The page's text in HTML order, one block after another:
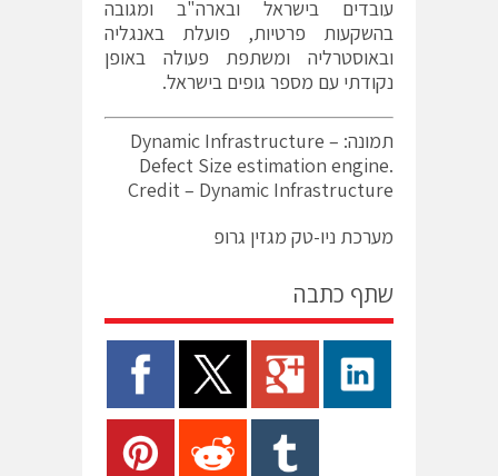
עובדים בישראל ובארה"ב ומגובה
בהשקעות פרטיות, פועלת באנגליה
ובאוסטרליה ומשתפת פעולה באופן
נקודתי עם מספר גופים בישראל.
תמונה: Dynamic Infrastructure –
Defect Size estimation engine.
Credit – Dynamic Infrastructure
מערכת ניו-טק מגזין גרופ
שתף כתבה